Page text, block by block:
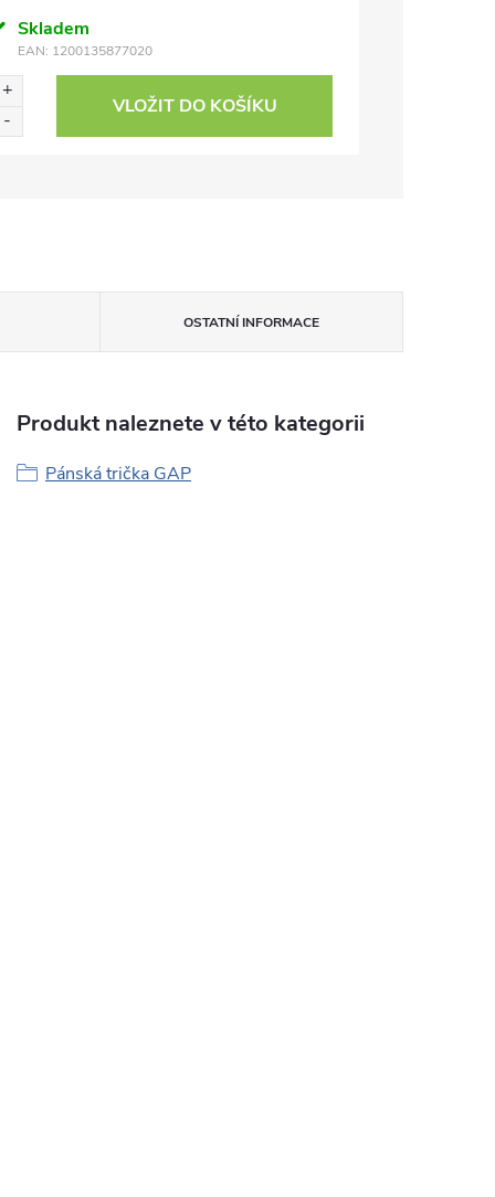
Skladem
EAN: 1200135877020
VLOŽIT DO KOŠÍKU
OSTATNÍ INFORMACE
Produkt naleznete v této kategorii
Pánská trička GAP